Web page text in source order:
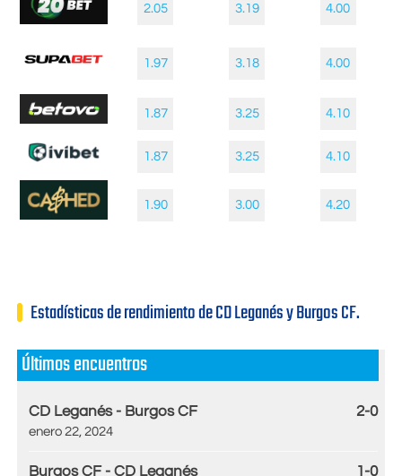
2.05 3.19 4.00
1.97 3.18 4.00
1.87 3.25 4.10
1.87 3.25 4.10
1.90 3.00 4.20
Estadísticas de rendimiento de CD Leganés y Burgos CF.
Últimos encuentros
CD Leganés - Burgos CF 2-0
enero 22, 2024
Burgos CF - CD Leganés 1-0